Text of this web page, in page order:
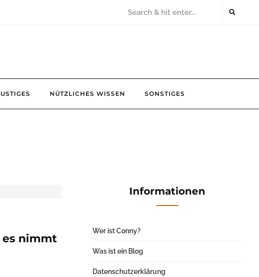
NÜTZLICHES WISSEN SONSTIGES
es nimmt
Informationen
Wer ist Conny?
Was ist ein Blog
Datenschutzerklärung